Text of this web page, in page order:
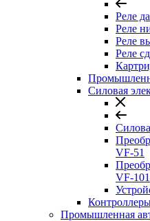
Реле
Реле
Реле
Реле
Силовая
VF-51
VF-101
Промышленная